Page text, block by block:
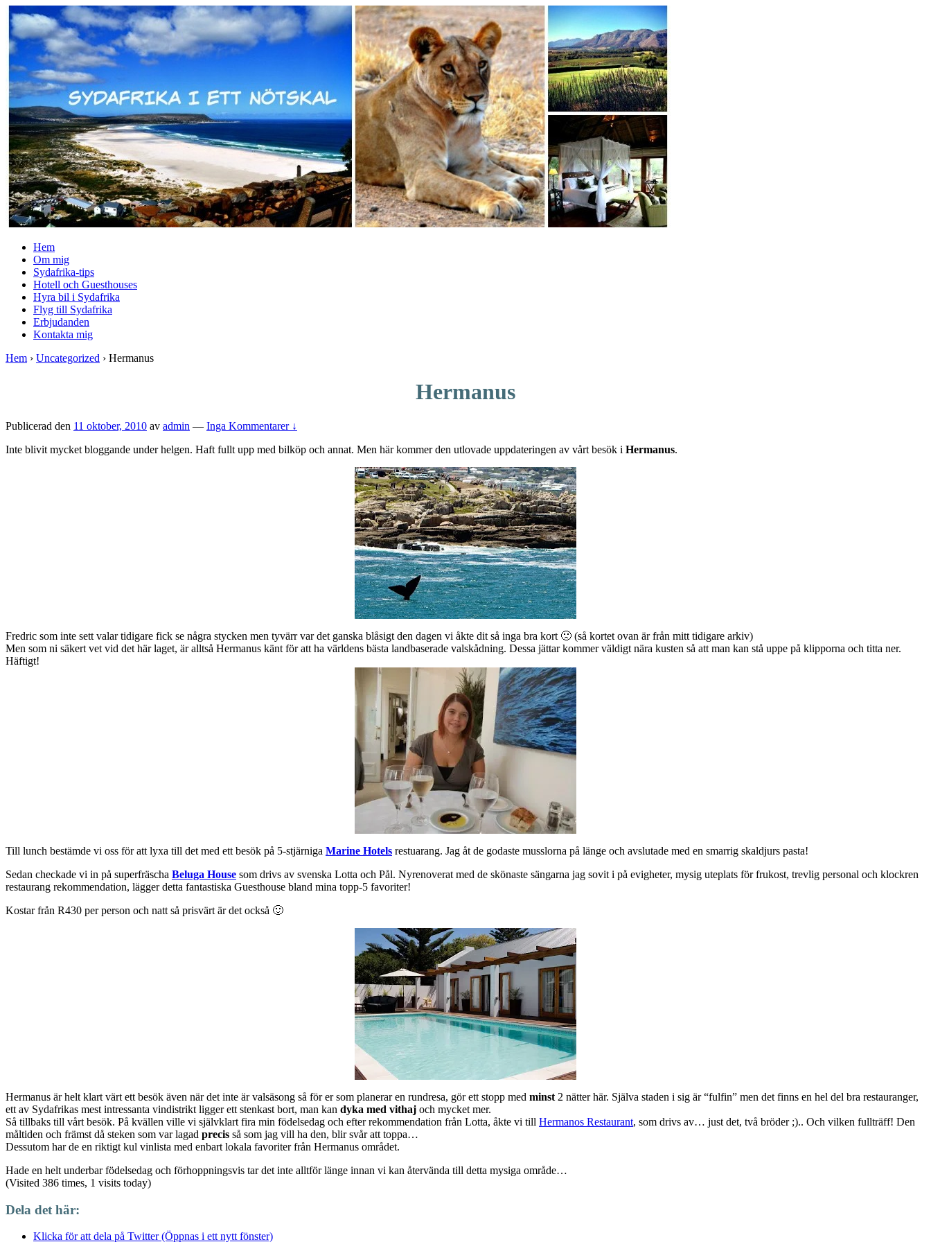
Skip
to
Main
Content
Hem
Om mig
Sydafrika-tips
Hotell och Guesthouses
Hyra bil i Sydafrika
Flyg till Sydafrika
Erbjudanden
Kontakta mig
Hem › Uncategorized › Hermanus
Hermanus
Publicerad den 11 oktober, 2010 av admin — Inga Kommentarer ↓
Inte blivit mycket bloggande under helgen. Haft fullt upp med bilköp och annat. Men här kommer den utlovade uppdateringen av vårt besök i Hermanus.
Fredric som inte sett valar tidigare fick se några stycken men tyvärr var det ganska blåsigt den dagen vi åkte dit så inga bra kort 🙁 (så kortet ovan är från mitt tidigare arkiv)
Men som ni säkert vet vid det här laget, är alltså Hermanus känt för att ha världens bästa landbaserade valskådning. Dessa jättar kommer väldigt nära kusten så att man kan stå uppe på klipporna och titta ner.
Häftigt!
Till lunch bestämde vi oss för att lyxa till det med ett besök på 5-stjärniga Marine Hotels restuarang. Jag åt de godaste musslorna på länge och avslutade med en smarrig skaldjurs pasta!
Sedan checkade vi in på superfräscha Beluga House som drivs av svenska Lotta och Pål. Nyrenoverat med de skönaste sängarna jag sovit i på evigheter, mysig uteplats för frukost, trevlig personal och klockren
restaurang rekommendation, lägger detta fantastiska Guesthouse bland mina topp-5 favoriter!
Kostar från R430 per person och natt så prisvärt är det också 🙂
Hermanus är helt klart värt ett besök även när det inte är valsäsong så för er som planerar en rundresa, gör ett stopp med minst 2 nätter här. Själva staden i sig är “fulfin” men det finns en hel del bra restauranger,
ett av Sydafrikas mest intressanta vindistrikt ligger ett stenkast bort, man kan dyka med vithaj och mycket mer.
Så tillbaks till vårt besök. På kvällen ville vi självklart fira min födelsedag och efter rekommendation från Lotta, åkte vi till Hermanos Restaurant, som drivs av… just det, två bröder ;).. Och vilken fullträff! Den
måltiden och främst då steken som var lagad precis så som jag vill ha den, blir svår att toppa…
Dessutom har de en riktigt kul vinlista med enbart lokala favoriter från Hermanus området.
Hade en helt underbar födelsedag och förhoppningsvis tar det inte alltför länge innan vi kan återvända till detta mysiga område…
(Visited 386 times, 1 visits today)
Dela det här:
Klicka för att dela på Twitter (Öppnas i ett nytt fönster)